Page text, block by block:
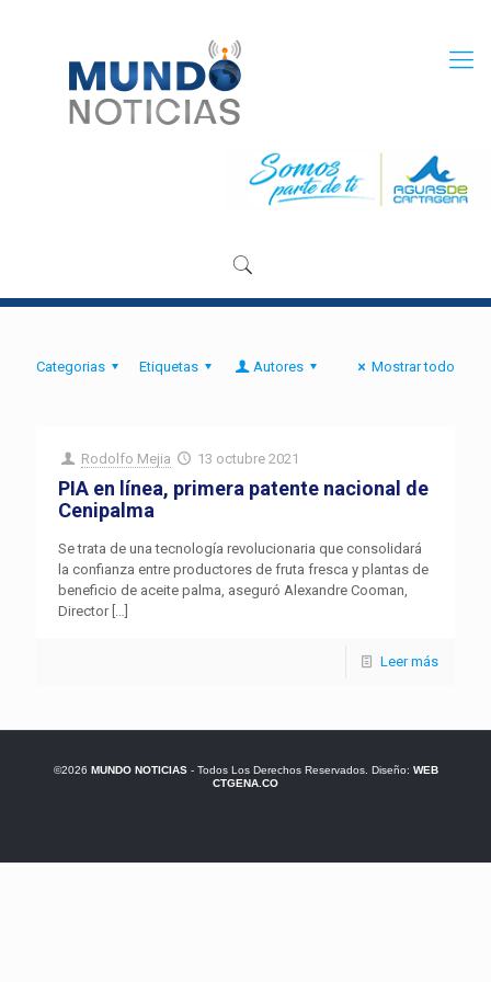
Categorias Etiquetas Autores Mostrar todo
Rodolfo Mejia 13 octubre 2021
PIA en línea, primera patente nacional de
Cenipalma
Se trata de una tecnología revolucionaria que consolidará
la confianza entre productores de fruta fresca y plantas de
beneficio de aceite palma, aseguró Alexandre Cooman,
Director[…]
Leer más
©2026 MUNDO NOTICIAS- Todos Los Derechos Reservados. Diseño: WEB
CTGENA.CO